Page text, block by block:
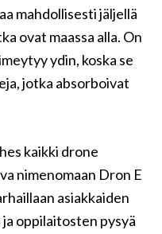
mahdollisesti jäljellä
ovat maassa alla. On
ydin, koska se
jotka absorboivat
kaikki drone
nimenomaan Dron E
asiakkaiden
oppilaitosten pysyä